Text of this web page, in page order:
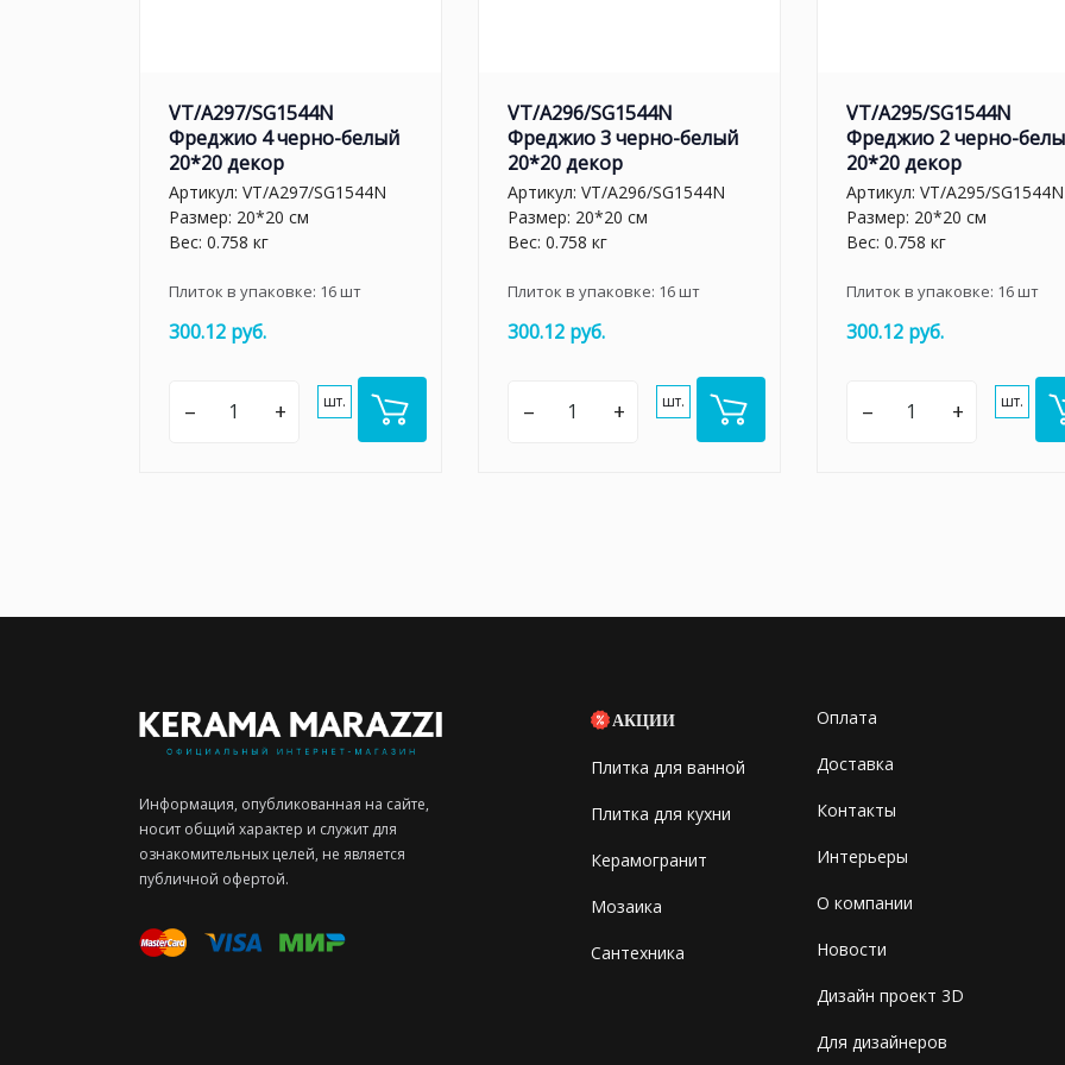
VT/A297/SG1544N
Фреджио 4 черно-белый
20*20 декор
Артикул: VT/A297/SG1544N
Размер: 20*20 см
Вес: 0.758 кг
Плиток в упаковке: 16шт
300.12 руб.
– + шт.
VT/A296/SG1544N
Фреджио 3 черно-белый
20*20 декор
Артикул: VT/A296/SG1544N
Размер: 20*20 см
Вес: 0.758 кг
Плиток в упаковке: 16шт
300.12 руб.
– + шт.
VT/A295/SG1544N
Фреджио 2 черно-
20*20 декор
Артикул: VT/A295/SG1544N
Размер: 20*20 см
Вес: 0.758 кг
Плиток в упаковке: 16шт
300.12 руб.
– + шт.
Информация, опубликованная на сайте,
носит общий характер и служит для
ознакомительных целей, не является
публичной офертой.
АКЦИИ
Плитка для ванной
Плитка для кухни
Керамогранит
Мозаика
Сантехника
Оплата
Доставка
Контакты
Интерьеры
О компании
Новости
Дизайн проект 3D
Для дизайнеров